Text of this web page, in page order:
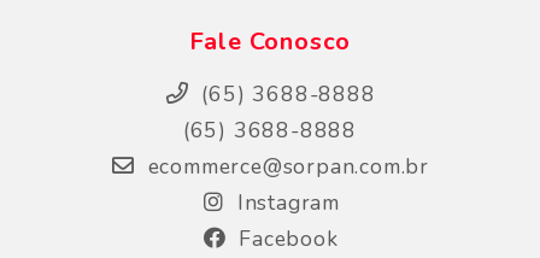
Fale Conosco
(65) 3688-8888
(65) 3688-8888
ecommerce@sorpan.com.br
Instagram
Facebook